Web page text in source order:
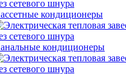
кондиционеры
кондиционеры